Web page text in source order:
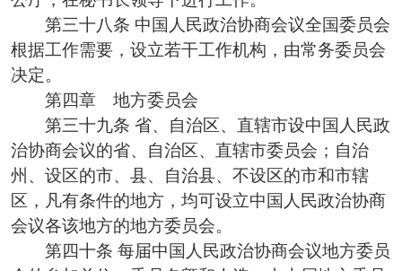
第三十八条 中国人民政治协商会议全国委员会
根据工作需要，设立若干工作机构，由常务委员会
决定。
第四章 地方委员会
第三十九条 省、自治区、直辖市设中国人民政
治协商会议的省、自治区、直辖市委员会；自治
州、设区的市、县、自治县、不设区的市和市辖
区，凡有条件的地方，均可设立中国人民政治协商
会议各该地方的地方委员会。
第四十条 每届中国人民政治协商会议地方委员